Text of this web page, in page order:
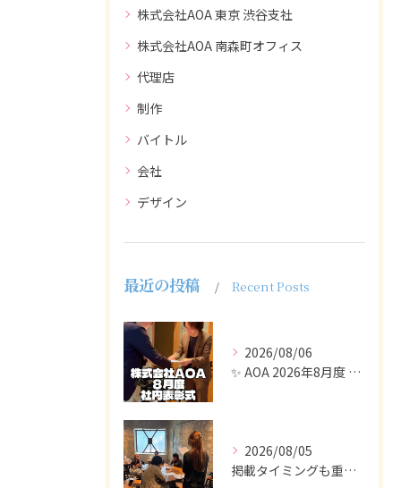
株式会社AOA 東京 渋谷支社
株式会社AOA 南森町オフィス
代理店
制作
バイトル
会社
デザイン
最近の投稿 Recent Posts
2026/08/06
✨ AOA 2026年8月度 表彰式レポート ✨
2026/08/05
掲載タイミングも重要で、業界動向や求職者の活動時期に合わせて...